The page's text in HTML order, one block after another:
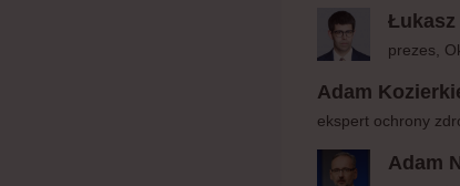
prezes,
Adam
ekspert ochrony
Adam